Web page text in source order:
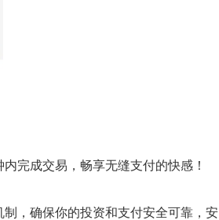
完成交易，畅享无缝支付的快感！
，确保你的投资和支付安全可靠，安